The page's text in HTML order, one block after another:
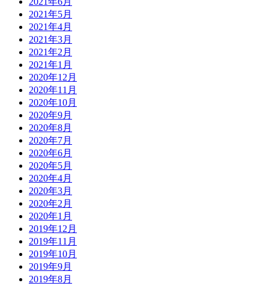
2021年5月
2021年4月
2021年3月
2021年2月
2021年1月
2020年12月
2020年11月
2020年10月
2020年9月
2020年8月
2020年7月
2020年6月
2020年5月
2020年4月
2020年3月
2020年2月
2020年1月
2019年12月
2019年11月
2019年10月
2019年9月
2019年8月